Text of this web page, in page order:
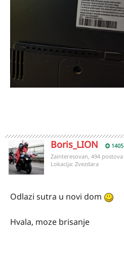
Boris_LION 1405
Zainteresovan, 494 postova
Lokacija: Zvezdara
Odlazi sutra u novi dom
Hvala, moze brisanje